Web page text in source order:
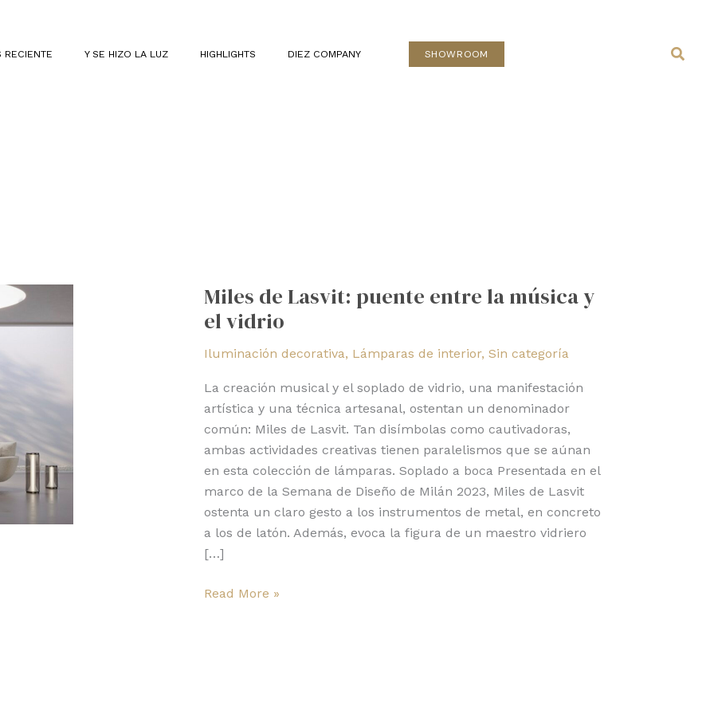
RECIENTE Y SE HIZO LA LUZ HIGHLIGHTS DIEZ COMPANY SHOWROOM
Miles de Lasvit: puente entre la música y
el vidrio
Iluminación decorativa, Lámparas de interior, Sin categoría
La creación musical y el soplado de vidrio, una manifestación
artística y una técnica artesanal, ostentan un denominador
común: Miles de Lasvit. Tan disímbolas como cautivadoras,
ambas actividades creativas tienen paralelismos que se aúnan
en esta colección de lámparas. Soplado a boca Presentada en el
marco de la Semana de Diseño de Milán 2023, Miles de Lasvit
ostenta un claro gesto a los instrumentos de metal, en concreto
a los de latón. Además, evoca la figura de un maestro vidriero
[…]
Lasvit:
puente
la
vidrio
Read More »